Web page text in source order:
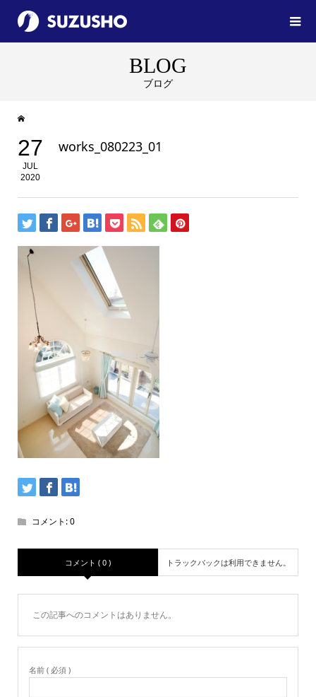
BLOG
ブログ
27
JUL
2020
works_080223_01
コメント:0
コメント ( 0 ) トラックバックは利用できません。
この記事へのコメントはありません。
名前 ( 必須 )